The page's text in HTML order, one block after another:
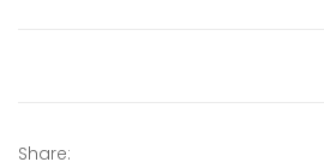
Share: